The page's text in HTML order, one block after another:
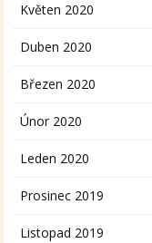
Květen 2020
Duben 2020
Březen 2020
Únor 2020
Leden 2020
Prosinec 2019
Listopad 2019